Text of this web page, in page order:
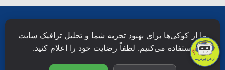
دانش نویان محفوظ است.
ما از کوکی‌ها برای بهبود تجربه شما و تحلیل ترافیک سایت
استفاده می‌کنیم. لطفاً رضایت خود را اعلام کنید.